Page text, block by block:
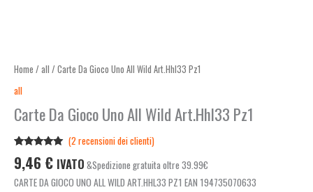
Home / all / Carte Da Gioco Uno All Wild Art.Hhl33 Pz1
all
Carte Da Gioco Uno All Wild Art.Hhl33 Pz1
5.00 su 5
su base di
recensioni
(2 recensioni dei clienti)
9,46 € IVATO &Spedizione gratuita oltre 39.99€
CARTE DA GIOCO UNO ALL WILD ART.HHL33 PZ1 EAN 194735070633